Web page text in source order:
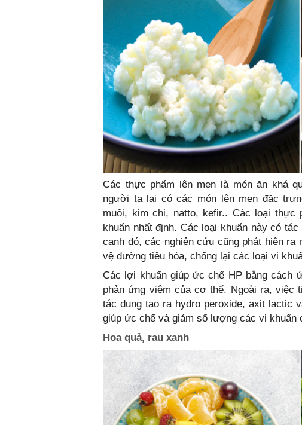
Các thực phẩm lên men là món ăn khá
người ta lại có các món lên men đặc
muối, kim chi, natto, kefir.. Các loại
khuẩn nhất định. Các loại khuẩn này có
cạnh đó, các nghiên cứu cũng phát hiện
vệ đường tiêu hóa, chống lại các loại vi
Các lợi khuẩn giúp ức chế HP bằng cách
phản ứng viêm của cơ thể. Ngoài ra, việc
tác dụng tạo ra hydro peroxide, axit lactic
giúp ức chế và giảm số lượng các vi khuẩn
Hoa quả, rau xanh